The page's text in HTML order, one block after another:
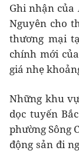
Ghi nhận của
Nguyên cho
thương mại
chính mới
giá nhẹ
Những khu
dọc tuyến
phường Sông
động sản đi